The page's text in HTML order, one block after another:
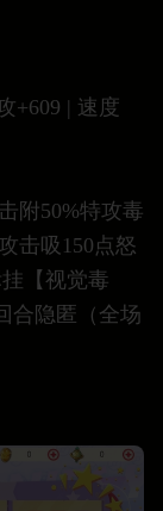
+609 | 速度
附50%特攻毒
击吸150点怒
【视觉毒
合隐匿（全场